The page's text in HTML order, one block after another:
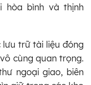
hòa bình và thịnh
lưu trữ tài liệu đóng
cùng quan trọng.
ngoại giao, biên